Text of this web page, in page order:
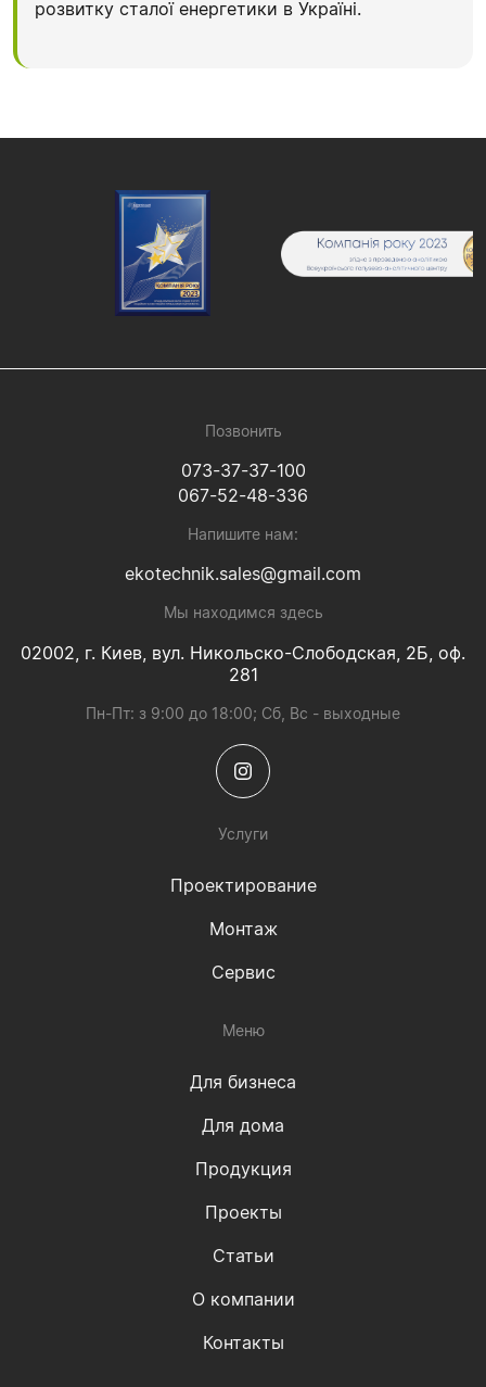
розвитку сталої енергетики в Україні.
Позвонить
073-37-37-100
067-52-48-336
Напишите нам:
ekotechnik.sales@gmail.com
Мы находимся здесь
02002, г. Киев, вул. Никольско-Слободская, 2Б, оф.
281
Пн-Пт: з 9:00 до 18:00; Сб, Вс - выходные
Услуги
Проектирование
Монтаж
Сервис
Меню
Для бизнеса
Для дома
Продукция
Проекты
Статьи
О компании
Контакты